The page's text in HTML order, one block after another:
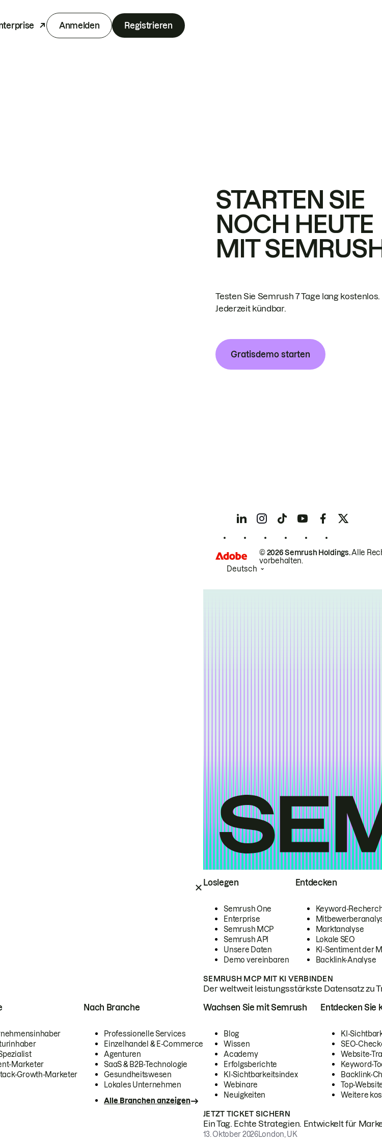
Anmelden Registrieren
Loslegen
Semrush One
Enterprise
Semrush MCP
Semrush API
Unsere Daten
Demo vereinbaren
Entdecken
Keyword-
Marktanalyse
Lokale SEO
KI-Sentiment der
Backlink-Analyse
SEMRUSH MCP MIT KI VERBINDEN
Der weltweit leistungsstärkste Datensatz zu
Marketer
Growth-Marketer
Nach Branche
Professionelle Services
Einzelhandel & E-Commerce
Agenturen
SaaS & B2B-Technologie
Gesundheitswesen
Lokales Unternehmen
Alle Branchen anzeigen
Wachsen Sie mit Semrush
Blog
Wissen
Academy
Erfolgsberichte
KI-Sichtbarkeitsindex
Webinare
Neuigkeiten
Entdecken Sie
KI-
SEO-
Website-
Keyword-
Backlink-
Top-
Weitere
JETZT TICKET SICHERN
Ein Tag. Echte Strategien. Entwickelt für
13. Oktober 2026London, UK
STARTEN SIE
NOCH HEUTE
MIT
Testen Sie Semrush 7 Tage lang kostenlos.
Jederzeit kündbar.
Gratisdemo starten
© 2026 Semrush Holdings.Alle
vorbehalten.
Deutsch